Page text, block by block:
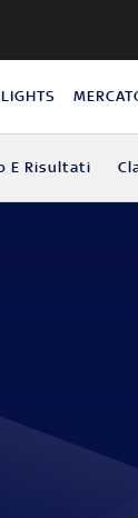
E Risultati